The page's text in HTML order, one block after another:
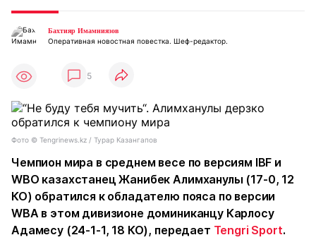
Бахтияр Имамниязов
Оперативная новостная повестка. Шеф-редактор.
5
Фото ©️ Tengrinews.kz / Турар Казангапов
Чемпион мира в среднем весе по версиям IBF и
WBO казахстанец Жанибек Алимханулы (17-0, 12
КО) обратился к обладателю пояса по версии
WBA в этом дивизионе доминиканцу Карлосу
Адамесу (24-1-1, 18 КО), передает Tengri Sport.